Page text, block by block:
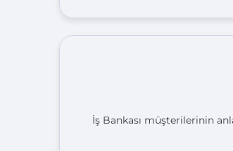
İş Bankası müşterilerinin